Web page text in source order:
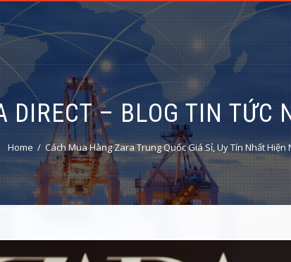
DIRECT – BLOG TIN TỨC
Home Cách Mua Hàng Zara Trung Quốc Giá Sỉ, Uy Tín Nhất Hiện